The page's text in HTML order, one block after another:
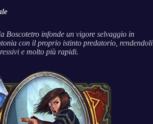
Boscotetro infonde un vigore selvaggio in
con il proprio istinto predatorio, rendendoli
e molto più rapidi.